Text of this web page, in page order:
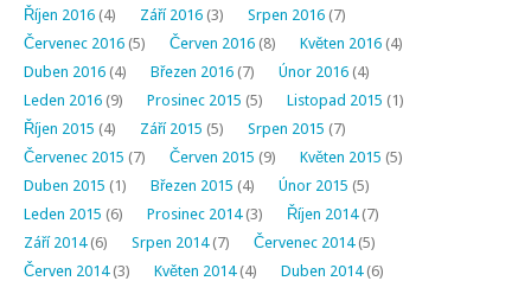
Říjen 2016 (4) Září 2016 (3) Srpen 2016 (7)
Červenec 2016 (5) Červen 2016 (8) Květen 2016 (4)
Duben 2016 (4) Březen 2016 (7) Únor 2016 (4)
Leden 2016 (9) Prosinec 2015 (5) Listopad 2015 (1)
Říjen 2015 (4) Září 2015 (5) Srpen 2015 (7)
Červenec 2015 (7) Červen 2015 (9) Květen 2015 (5)
Duben 2015 (1) Březen 2015 (4) Únor 2015 (5)
Leden 2015 (6) Prosinec 2014(3) Říjen 2014(7)
Září 2014(6) Srpen 2014(7) Červenec 2014(5)
Červen 2014(3) Květen 2014(4) Duben 2014(6)